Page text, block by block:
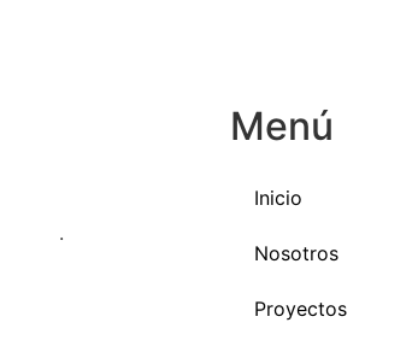
.
Menú
Inicio
Nosotros
Proyectos